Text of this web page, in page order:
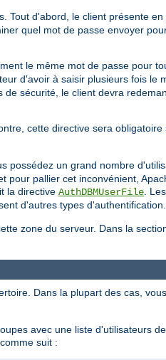
Tout d'abord, le client présente en
quel mot de passe envoyer
le même mot de passe pour
d'avoir à saisir plusieurs fois le
sécurité, le client devra
cette directive sera obligatoire
possédez un grand nombre
pour pallier cet inconvénient,
la directive AuthDBMUserFile . Les
d'autres types d'authentification.
zone du serveur. Dans la
Dans la plupart des cas,
avec une liste d'utilisateurs
suit :